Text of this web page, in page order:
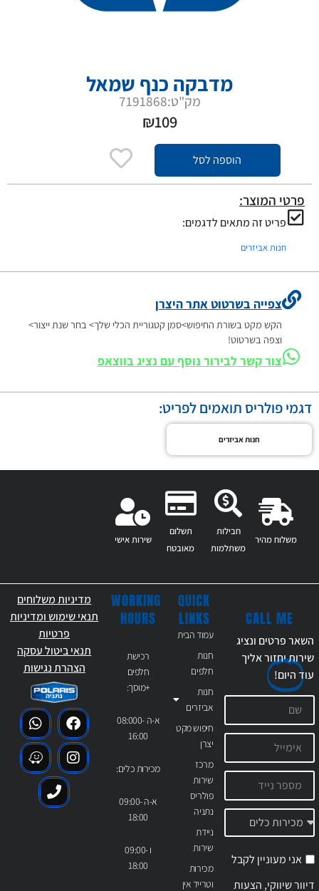
מדבקה כנף שמאל
מק"ט:7191868
₪109
הוספה לסל
פרטי המוצר:
פריט זה מתאים לדגמים:
חנות אביזרים
צפייה בשרטוט אתר היצרן
הקש מקט בשורת החיפוש>סמן קטגוריית הכלי שלך> בחר שנת ייצור>
וצפה בשרטוט!
צור קשר לבירור נוסף עם נציג בווצאפ
דגמי פולריס תואמים לפריט:
חנות אביזרים
משלוח מהיר
חבילות
משתלמות
תשלום
מאובטח
שירות אישי
QUICK
LINKS
עמוד הבית
חנות
חלפים
חנות
אביזרים
חיפוש מקט
יצרן
מרכז
שירות
פולריס
נתניה
ניידת
שירות
מכירות
וטרייד אין
WORKING
HOURS
רכישת
חלפים
+מוסך:
א-ה 08:000-
16:00
מכירות כלים:
א-ה 09:00-
18:00
ו 09:00-
18:00
CALL ME
השאר פרטים ונציג
שירות יחזור אליך
עודהיום!
אני מעוניין לקבל
דיוור שיווקי, הצעות
מדיניות משלוחים
תנאי שימוש ומדיניות
פרטיות
תנאי ביטול עסקה
הצהרת נגישות